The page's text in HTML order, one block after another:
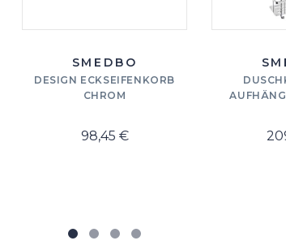
SMEDBO
DESIGN ECKSEIFENKORB
CHROM
98,45 €